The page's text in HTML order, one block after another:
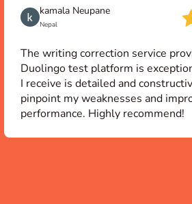
kamala Neupane
Nepal
The writing correction service
Duolingo test platform is
I receive is detailed and
pinpoint my weaknesses and
performance. Highly recommend!